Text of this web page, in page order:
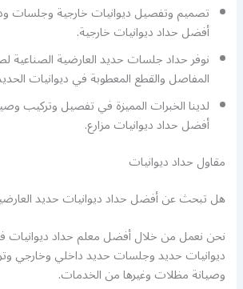
تصميم وتفصيل ديوانيات خارجية وجلسات
أفضل حداد ديوانيات خارجية.
نوفر حداد جلسات حديد العارضية الصناعية
المفاصل والقطع المعطوبة في ديوانيات
لدينا الخبرات المميزة في تفصيل وتركيب
أفضل حداد ديوانيات مزارع.
مقاول حداد ديوانيات
هل تبحث عن أفضل حداد ديوانيات حديد
نحن نعمل من خلال أفضل معلم حداد ديوانيات
ديوانيات حديد وجلسات حديد داخلي وخارجي
وصيانة مظلات وغيرها من الخدمات.